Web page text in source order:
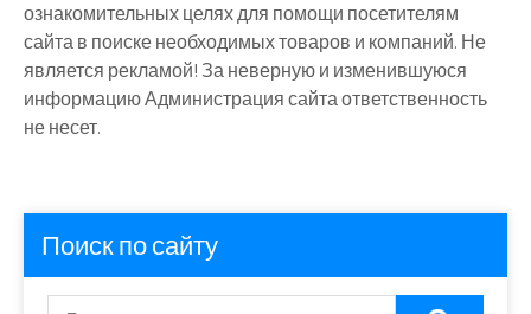
ознакомительных целях для помощи посетителям
сайта в поиске необходимых товаров и компаний. Не
является рекламой! За неверную и изменившуюся
информацию Администрация сайта ответственность
не несет.
Поиск по сайту